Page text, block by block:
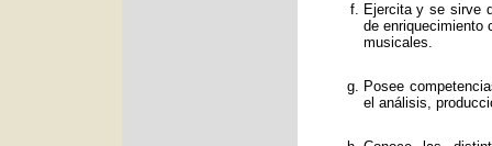
Ejercita y se sirve
de enriquecimiento
musicales.
Posee
el análisis,